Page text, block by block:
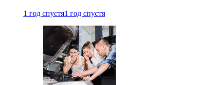
1 год спустя1 год спустя